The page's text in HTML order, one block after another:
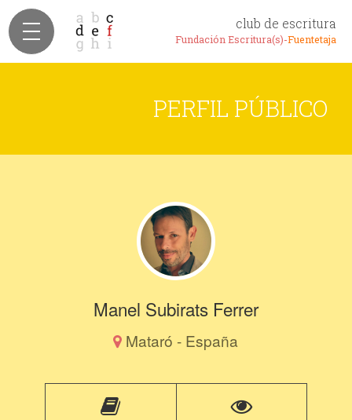
club de escritura
Fundación Escritura(s)-Fuentetaja
PERFIL PÚBLICO
Manel Subirats Ferrer
Mataró - España